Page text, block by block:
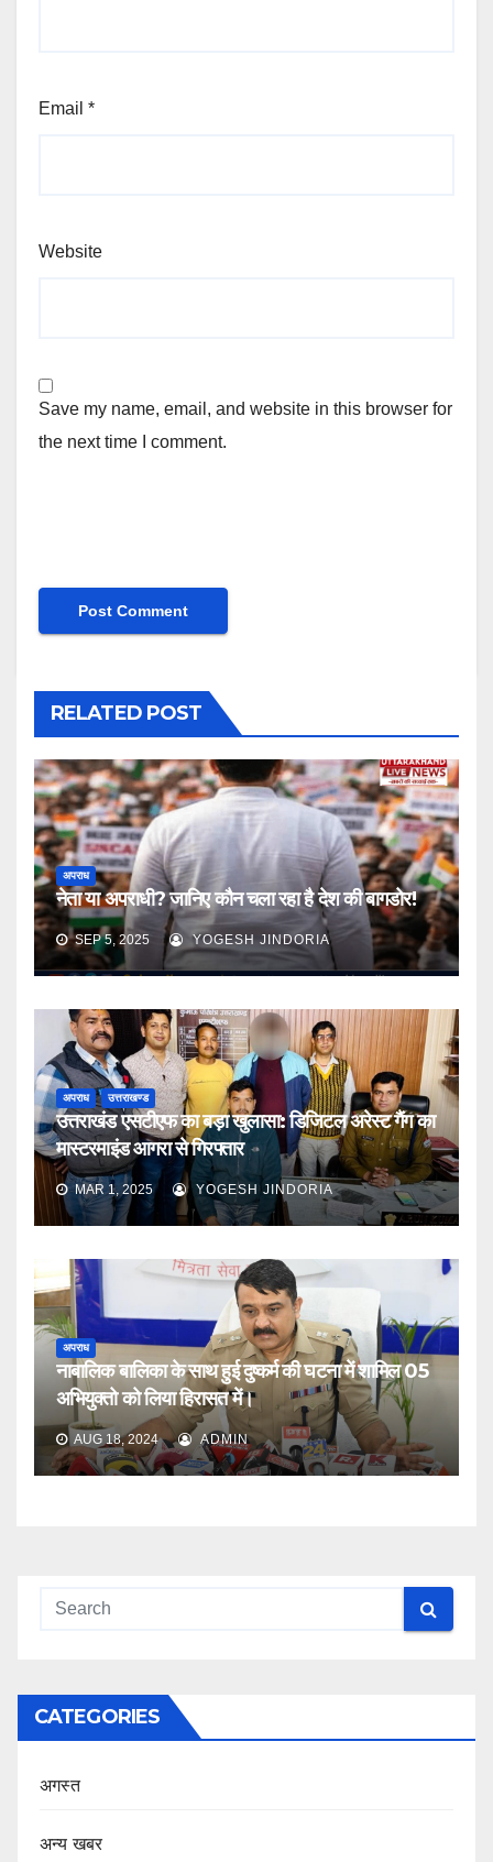
Email *
Website
Save my name, email, and website in this browser for
the next time I comment.
RELATED POST
अपराध
नेता या अपराधी? जानिए कौन चला रहा है देश की बागडोर!
SEP 5, 2025 YOGESH JINDORIA
अपराध उत्तराखण्ड
उत्तराखंड एसटीएफ का बड़ा खुलासा: डिजिटल अरेस्ट गैंग का
मास्टरमाइंड आगरा से गिरफ्तार
MAR 1, 2025 YOGESH JINDORIA
अपराध
नाबालिक बालिका के साथ हुई दुष्कर्म की घटना में शामिल 05
अभियुक्तो को लिया हिरासत में।
AUG 18, 2024 ADMIN
CATEGORIES
अगस्त
अन्य खबर